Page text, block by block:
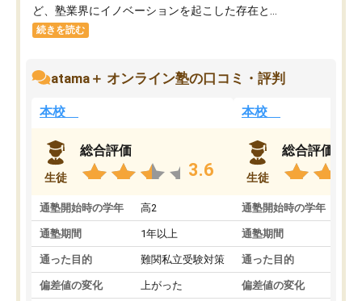
ど、塾業界にイノベーションを起こした存在と...
続きを読む
atama＋ オンライン塾の口コミ・評判
本校
生徒
総合評価
3.6
通塾開始時の学年 高2
通塾期間 1年以上
通った目的 難関私立受験対策
偏差値の変化 上がった
本校
生徒
総合評価
通塾開始時の学年
通塾期間
通った目的
偏差値の変化